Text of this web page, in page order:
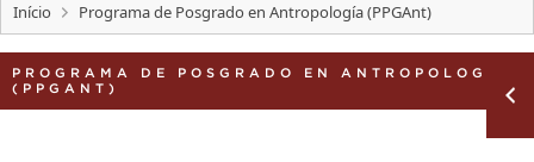
CONCURSOS
EDITAIS
INTERNACIONAL
Início Programa de Posgrado en Antropología (PPGAnt)
PROGRAMA DE POSGRADO EN ANTROPOLOGÍA
(PPGANT)